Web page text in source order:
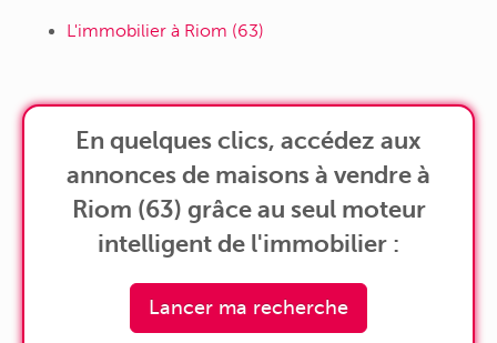
L'immobilier à Riom (63)
En quelques clics, accédez aux
annonces de maisons à vendre à
Riom (63) grâce au seul moteur
intelligent de l'immobilier :
Lancer ma recherche